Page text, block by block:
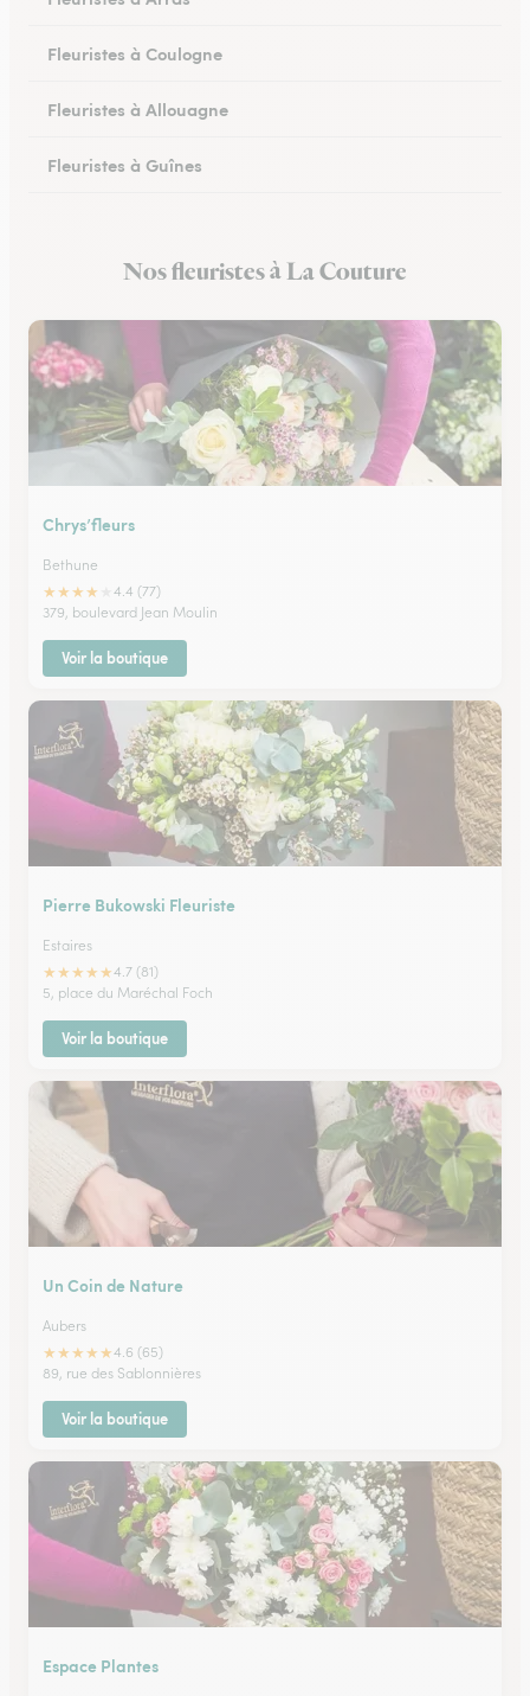
Fleuristes à Coulogne
Fleuristes à Allouagne
Fleuristes à Guînes
Fleuristes à Rang-du-Fliers
Nos fleuristes à La Couture
Chrys’fleurs
Bethune
★★★★
4.4 (77)
379, boulevard Jean Moulin
Voir la boutique
Pierre Bukowski Fleuriste
Estaires
★★★★★4.7 (81)
5, place du Maréchal Foch
Voir la boutique
Un Coin de Nature
Aubers
★★★★★4.6 (65)
89, rue des Sablonnières
Voir la boutique
Espace Plantes